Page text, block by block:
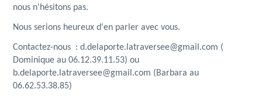
nous n'hésitons pas.
Nous serions heureux d'en parler avec vous.
Contactez-nous : d.delaporte.latraversee@gmail.com (
Dominique au 06.12.39.11.53) ou
b.delaporte.latraversee@gmail.com (Barbara au
06.62.53.38.85)